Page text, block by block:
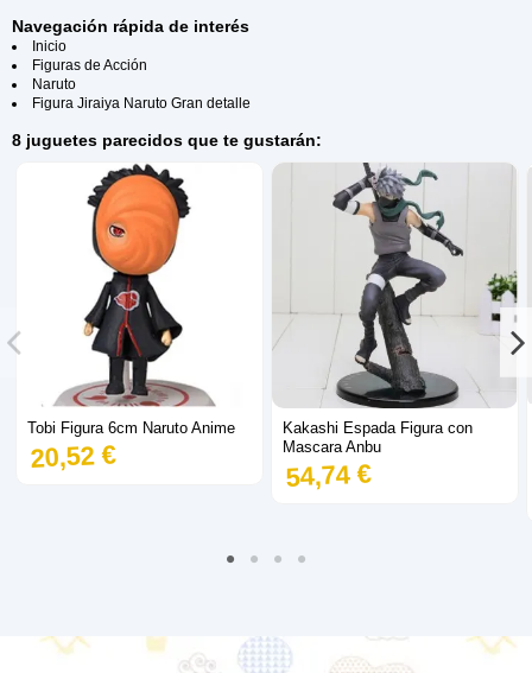
Navegación rápida de interés
Inicio
Figuras de Acción
Naruto
Figura Jiraiya Naruto Gran detalle
8 juguetes parecidos que te gustarán:
Tobi Figura 6cm Naruto Anime
20,52 €
Kakashi Espada Figura con
Mascara Anbu
54,74 €